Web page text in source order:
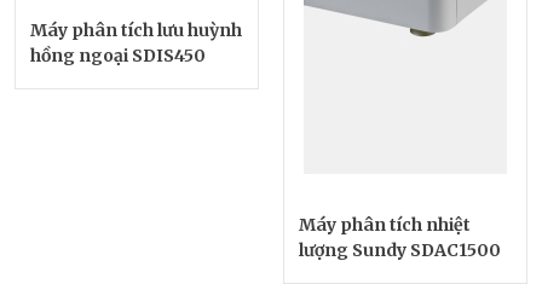
Máy phân tích lưu huỳnh
hồng ngoại SDIS450
Máy phân tích nhiệt
lượng Sundy SDAC1500